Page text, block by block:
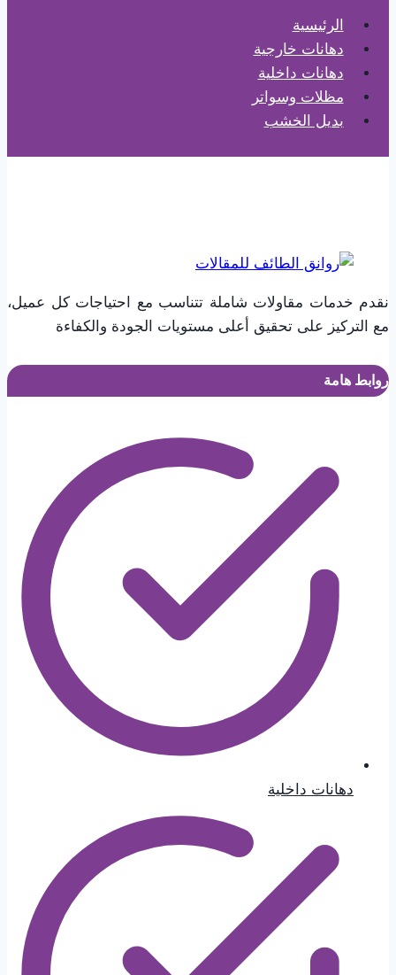
تشطيبات
بالطائف
–
الرئيسية
دهانات خارجية
دهانات داخلية
مظلات وسواتر
بديل الخشب
نقدم خدمات مقاولات شاملة تتناسب مع احتياجات كل عميل،
مع التركيز على تحقيق أعلى مستويات الجودة والكفاءة
روابط هامة
دهانات داخلية